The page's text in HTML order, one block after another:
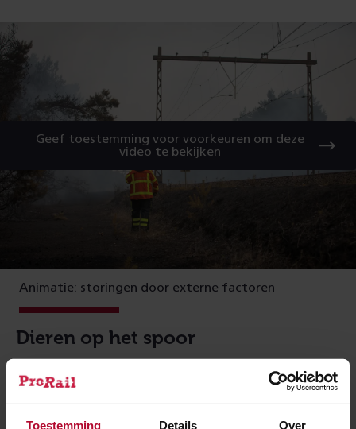
Toestemming Details Over
Animatie: storingen door externe factoren
Geef toestemming voor voorkeuren om deze
video te bekijken
Dieren op het spoor
de spooromgeving, dieren niet. We nemen